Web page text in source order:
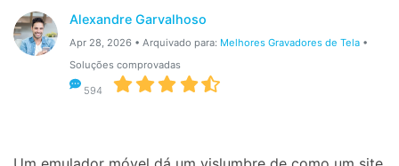
Ver Todos Os Aplicativos
Centro de Ajuda
Gerenciador de dados
Reparar Celular
Proteção do celular
Alexandre Garvalhoso
Apr 28, 2026 • Arquivado para: Melhores Gravadores de Tela•
Soluções comprovadas
594